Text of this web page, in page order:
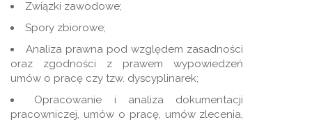
Związki zawodowe;
Spory zbiorowe;
Analiza prawna pod względem zasadności
oraz zgodności z prawem wypowiedzeń
umów o pracę czy tzw. dyscyplinarek;
Opracowanie i analiza dokumentacji
pracowniczej, umów o pracę, umów zlecenia,